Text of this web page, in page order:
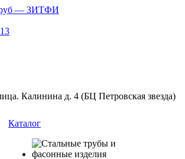
Калинина д. 4 (БЦ Петровская звезда)
Каталог